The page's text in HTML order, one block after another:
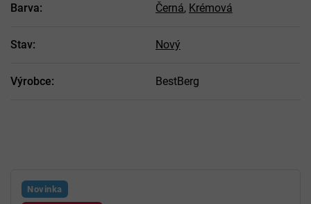
Barva: Černá, Krémová
Stav: Nový
Výrobce: BestBerg
Novinka